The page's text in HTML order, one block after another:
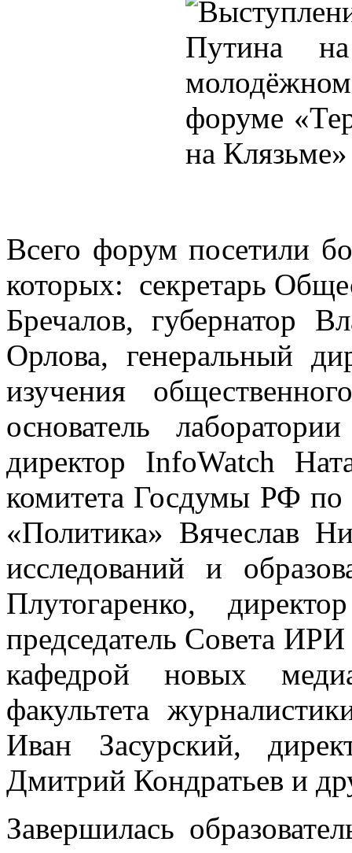
Всего форум посетили
которых: секретарь
Бречалов, губернатор
Орлова, генеральный
изучения
основатель
директор InfoWatch
комитета Госдумы РФ по
«Политика» Вячеслав
исследований и
Плутогаренко,
председатель Совета
кафедрой новых
факультета
Иван Засурский,
Дмитрий Кондратьев и
Завершилась